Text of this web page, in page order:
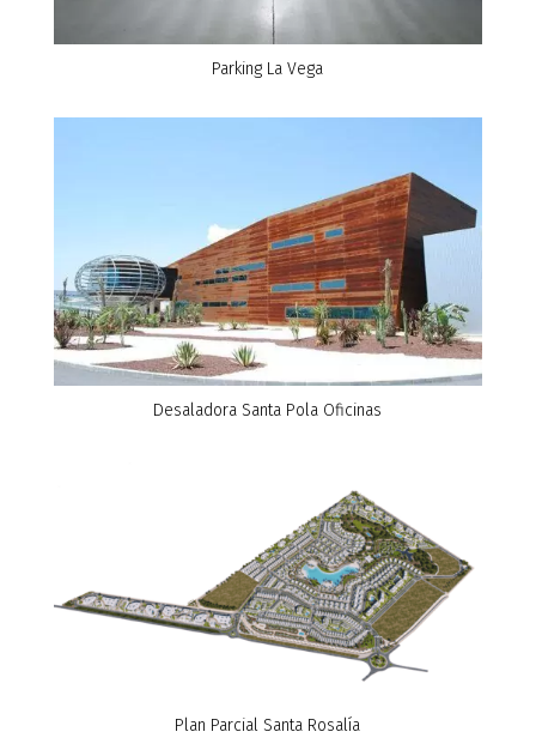
Parking La Vega
Desaladora Santa Pola Oficinas
Plan Parcial Santa Rosalía